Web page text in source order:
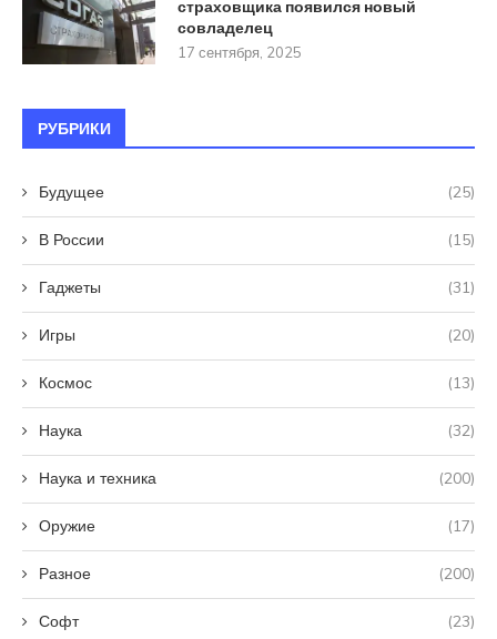
страховщика появился новый
совладелец
17 сентября, 2025
РУБРИКИ
Будущее (25)
В России (15)
Гаджеты (31)
Игры (20)
Космос (13)
Наука (32)
Наука и техника (200)
Оружие (17)
Разное (200)
Софт (23)